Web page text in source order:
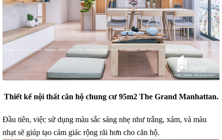
Thiết kế nội thất căn hộ chung cư 95m2 The Grand Manhattan.
Đầu tiên, việc sử dụng màu sắc sáng nhẹ như trắng, xám, và màu
nhạt sẽ giúp tạo cảm giác rộng rãi hơn cho căn hộ.